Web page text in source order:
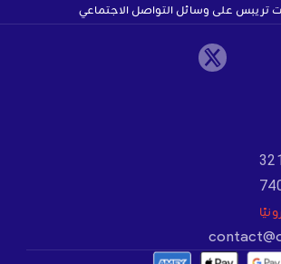
تريبس على وسائل التواصل الاجتماعي